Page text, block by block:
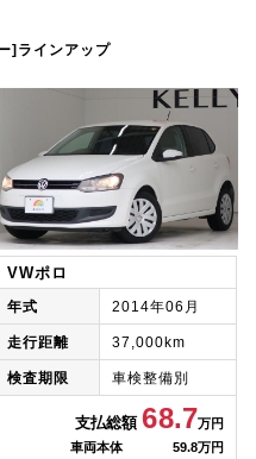
]ラインアップ
VWポロ
年式 2014年06月
走行距離 37,000km
検査期限 車検整備別
支払総額 68.7万円
車両本体
59.8万円